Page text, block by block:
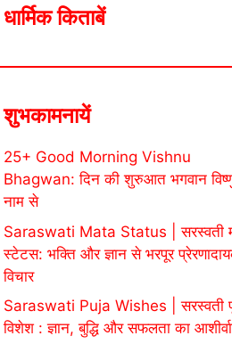
धार्मिक किताबें
शुभकामनायें
25+ Good Morning Vishnu
Bhagwan: दिन की शुरुआत भगवान
नाम से
Saraswati Mata Status | सरस्वती
स्टेटस: भक्ति और ज्ञान से भरपूर
विचार
Saraswati Puja Wishes | सरस्वती
विशेश : ज्ञान, बुद्धि और सफलता का